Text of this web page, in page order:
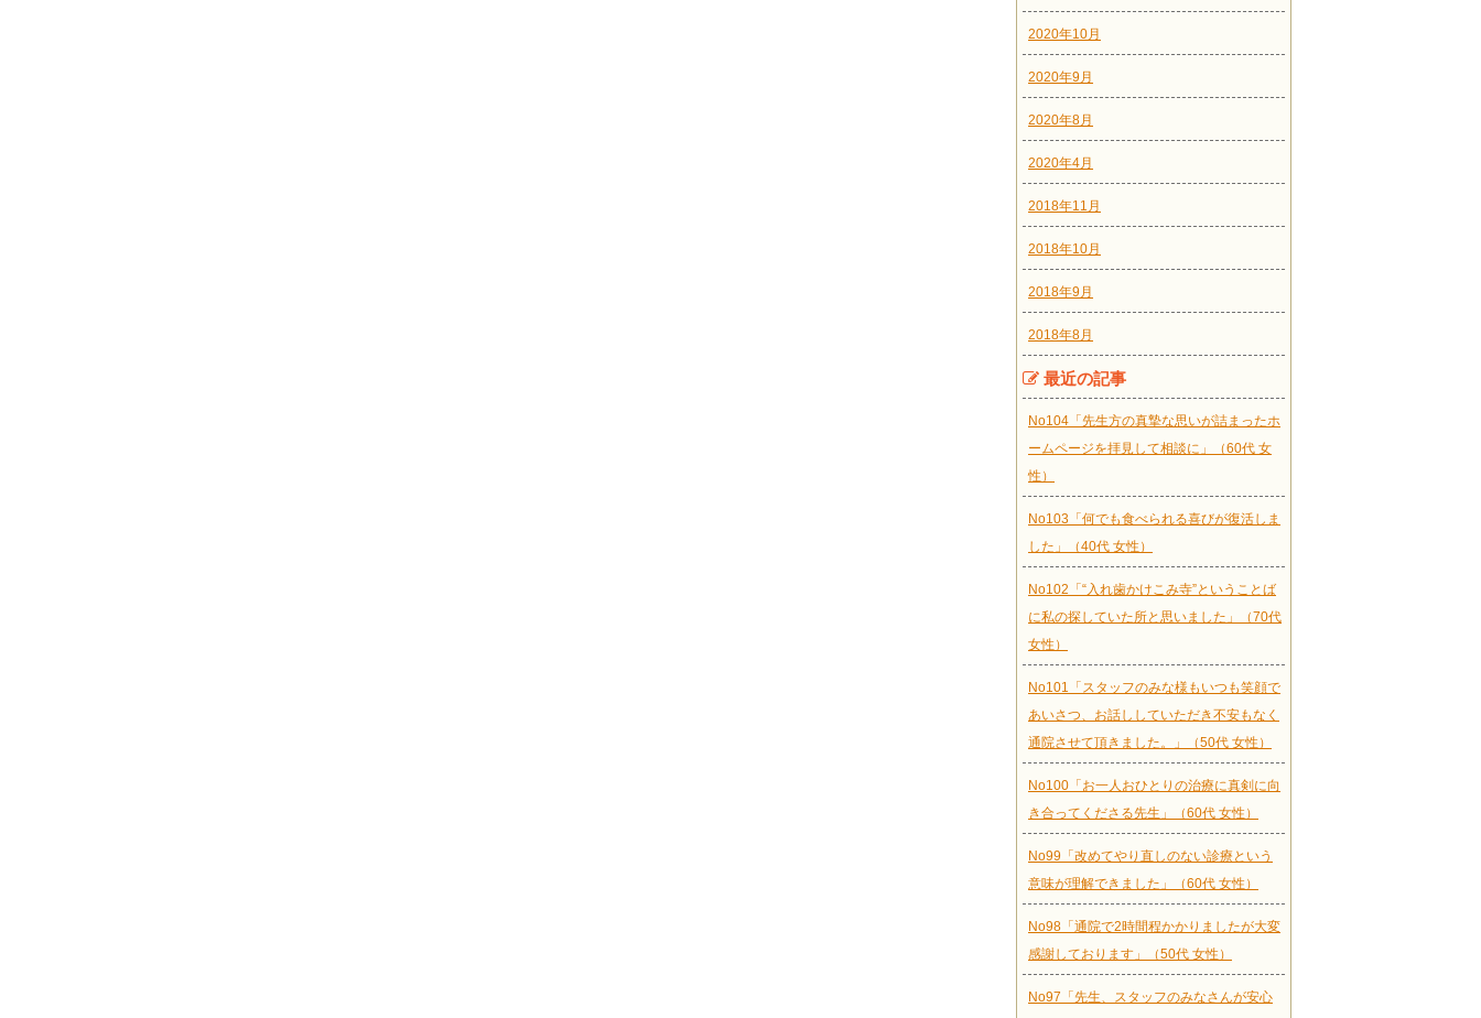
2020年10月
2020年9月
2020年8月
2020年4月
2018年11月
2018年10月
2018年9月
2018年8月
最近の記事
No104「先生方の真摯な思いが詰まったホ
ームページを拝見して相談に」（60代 女
性）
No103「何でも食べられる喜びが復活しま
した」（40代 女性）
No102「“入れ歯かけこみ寺”ということば
に私の探していた所と思いました」（70代
女性）
No101「スタッフのみな様もいつも笑顔で
あいさつ、お話ししていただき不安もなく
通院させて頂きました。」（50代 女性）
No100「お一人おひとりの治療に真剣に向
き合ってくださる先生」（60代 女性）
No99「改めてやり直しのない診療という
意味が理解できました」（60代 女性）
No98「通院で2時間程かかりましたが大変
感謝しております」（50代 女性）
No97「先生、スタッフのみなさんが安心